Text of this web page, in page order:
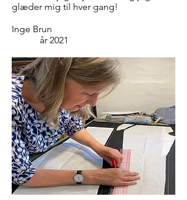
glæder mig til hver gang!
Inge Brun
år 2021